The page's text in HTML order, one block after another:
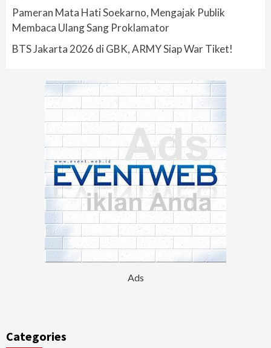
Pameran Mata Hati Soekarno, Mengajak Publik
Membaca Ulang Sang Proklamator
BTS Jakarta 2026 di GBK, ARMY Siap War Tiket!
Ads
Categories